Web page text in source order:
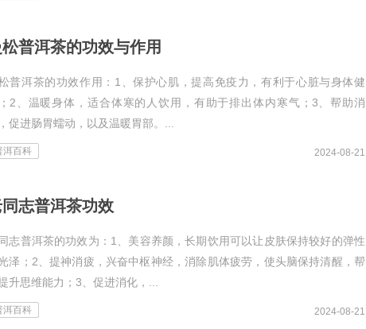
松普洱茶的功效与作用
普洱茶的功效作用：1、保护心肌，提高免疫力，有利于心脏与身体健
2、温暖身体，适合体寒的人饮用，有助于排出体内寒气；3、帮助消
促进肠胃蠕动，以及温暖胃部。...
洱百科 2024-08-21
志普洱茶功效
志普洱茶的功效为：1、美容养颜，长期饮用可以让皮肤保持较好的弹性
泽；2、提神消疲，兴奋中枢神经，消除肌体疲劳，使头脑保持清醒，帮
升思维能力；3、促进消化，...
洱百科 2024-08-21